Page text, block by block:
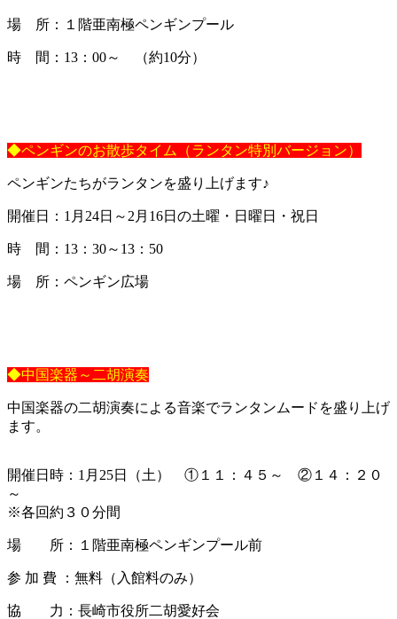
場 所：１階亜南極ペンギンプール
時 間：13：00～ （約10分）
◆ペンギンのお散歩タイム（ランタン特別バージョン）
ペンギンたちがランタンを盛り上げます♪
開催日：1月24日～2月16日の土曜・日曜日・祝日
時 間：13：30～13：50
場 所：ペンギン広場
◆中国楽器～二胡演奏
中国楽器の二胡演奏による音楽でランタンムードを盛り上げ
ます。
開催日時：1月25日（土） ①１１：４５～ ②１４：２０
～
※各回約３０分間
場 所：１階亜南極ペンギンプール前
参 加 費 ：無料（入館料のみ）
協 力：長崎市役所二胡愛好会